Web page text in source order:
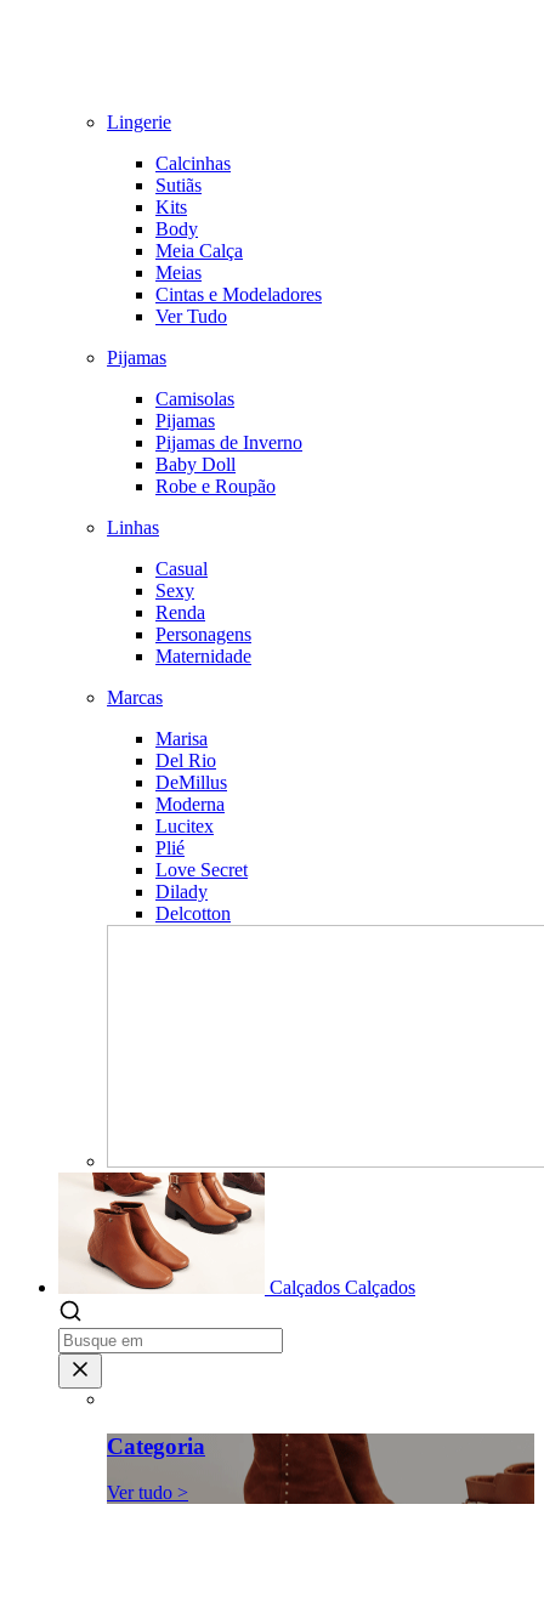
Lingerie
Calcinhas
Sutiãs
Kits
Body
Meia Calça
Meias
Cintas e Modeladores
Ver Tudo
Pijamas
Camisolas
Pijamas
Pijamas de Inverno
Baby Doll
Robe e Roupão
Linhas
Casual
Sexy
Renda
Personagens
Maternidade
Marcas
Marisa
Del Rio
DeMillus
Moderna
Lucitex
Plié
Love Secret
Dilady
Delcotton
Calçados Calçados
Categoria
Ver tudo >